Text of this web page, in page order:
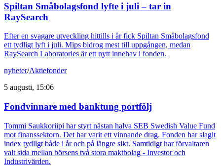
Spiltan Småbolagsfond lyfte i juli – tar in
RaySearch
Efter en svagare utveckling hittills i år fick Spiltan Småbolagsfond
ett tydligt lyft i juli. Mips bidrog mest till uppgången, medan
RaySearch Laboratories är ett nytt innehav i fonden.
nyheter/Aktiefonder
5 augusti, 15:06
Fondvinnare med banktung portfölj
Tommi Saukkoriipi har styrt nästan halva SEB Swedish Value Fund
mot finanssektorn. Det har varit ett vinnande drag. Fonden har slagit
index tydligt både i år och på längre sikt. Samtidigt har förvaltaren
valt sida mellan börsens två stora maktbolag - Investor och
Industrivärden.